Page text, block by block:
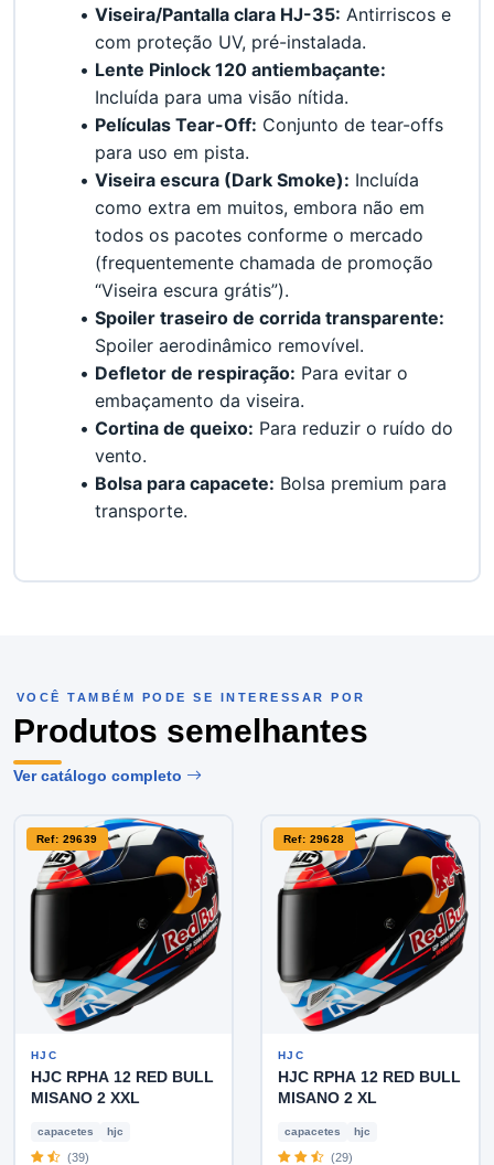
Viseira/Pantalla clara HJ-35: Antirriscos e
com proteção UV, pré-instalada.
Lente Pinlock 120 antiembaçante:
Incluída para uma visão nítida.
Películas Tear-Off: Conjunto de tear-offs
para uso em pista.
Viseira escura (Dark Smoke): Incluída
como extra em muitos, embora não em
todos os pacotes conforme o mercado
(frequentemente chamada de promoção
“Viseira escura grátis”).
Spoiler traseiro de corrida transparente:
Spoiler aerodinâmico removível.
Defletor de respiração: Para evitar o
embaçamento da viseira.
Cortina de queixo: Para reduzir o ruído do
vento.
Bolsa para capacete: Bolsa premium para
transporte.
VOCÊ TAMBÉM PODE SE INTERESSAR POR
Produtos semelhantes
Ver catálogo completo
Ref: 29639
HJC
HJC RPHA 12 RED BULL
MISANO 2 XXL
capacetes hjc
(39)
Ref: 29628
HJC
HJC RPHA 12 RED BULL
MISANO 2 XL
capacetes hjc
(29)